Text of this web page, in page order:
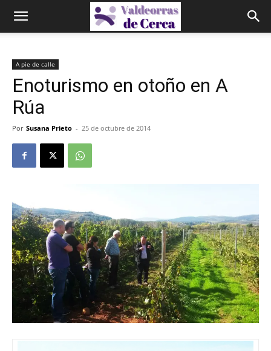
A pie de calle
Enoturismo en otoño en A
Rúa
Por Susana Prieto - 25 de octubre de 2014